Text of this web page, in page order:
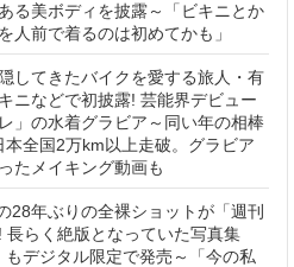
る美ボディを披露～「ビキニとか
人前で着るのは初めてかも」
してきたバイクを愛する旅人・有
ニなどで初披露! 芸能界デビュー
」の水着グラビア～同い年の相棒
本全国2万km以上走破。グラビア
たメイキング動画も
28年ぶりの全裸ショットが「週刊
長らく絶版となっていた写真集
もデジタル限定で発売～「今の私